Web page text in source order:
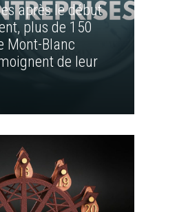
après le début
plus de 150
Mont-Blanc
de leur